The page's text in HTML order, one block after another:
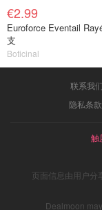
€2.99
Euroforce Eventail
支
Boticinal
联系我们
隐私条款
触
页面信息由用户
Dealmoon